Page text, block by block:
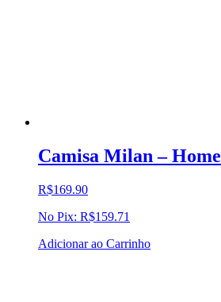
Camisa Milan – Home
R$169.90
No Pix: R$159.71
Adicionar ao Carrinho